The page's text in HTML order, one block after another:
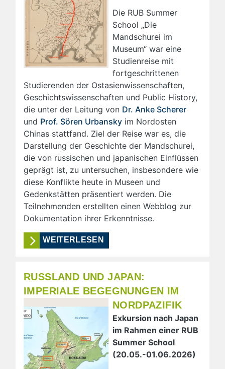
Die RUB Summer
School „Die
Mandschurei im
Museum“ war eine
Studienreise mit
fortgeschrittenen
Studierenden der Ostasienwissenschaften,
Geschichtswissenschaften und Public History,
die unter der Leitung von Dr. Anke Scherer
und Prof. Sören Urbansky im Nordosten
Chinas stattfand. Ziel der Reise war es, die
Darstellung der Geschichte der Mandschurei,
die von russischen und japanischen Einflüssen
geprägt ist, zu untersuchen, insbesondere wie
diese Konflikte heute in Museen und
Gedenkstätten präsentiert werden. Die
Teilnehmenden erstellten einen Webblog zur
Dokumentation ihrer Erkenntnisse.
WEITERLESEN
RUSSLAND UND JAPAN:
IMPERIALE BEGEGNUNGEN IM
NORDPAZIFIK
Exkursion nach Japan
im Rahmen einer RUB
Summer School
(20.05.-01.06.2026)